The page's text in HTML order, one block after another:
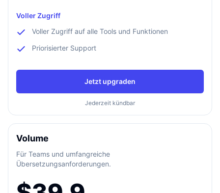
Voller Zugriff
Voller Zugriff auf alle Tools und Funktionen
Priorisierter Support
Jetzt upgraden
Jederzeit kündbar
Volume
Für Teams und umfangreiche
Übersetzungsanforderungen.